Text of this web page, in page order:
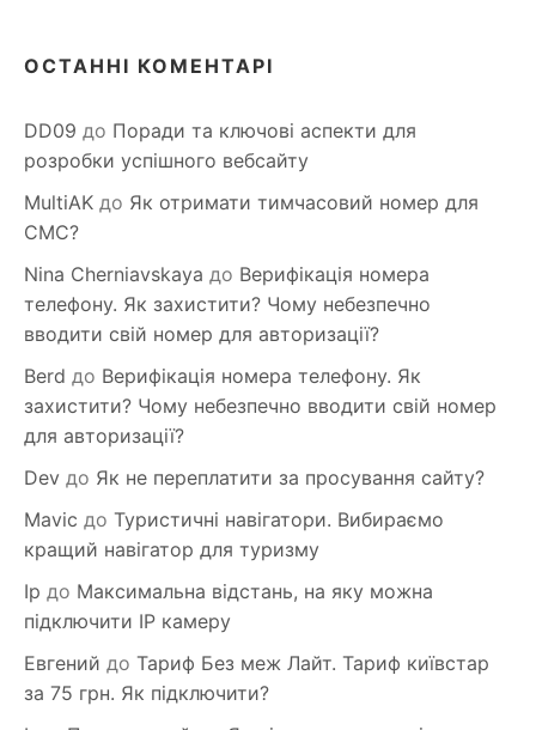
ОСТАННІ КОМЕНТАРІ
DD09 до Поради та ключові аспекти для
розробки успішного вебсайту
MultiAK до Як отримати тимчасовий номер для
СМС?
Nina Cherniavskaya до Верифікація номера
телефону. Як захистити? Чому небезпечно
вводити свій номер для авторизації?
Berd до Верифікація номера телефону. Як
захистити? Чому небезпечно вводити свій номер
для авторизації?
Dev до Як не переплатити за просування сайту?
Mavic до Туристичні навігатори. Вибираємо
кращий навігатор для туризму
Ip до Максимальна відстань, на яку можна
підключити IP камеру
Евгений до Тариф Без меж Лайт. Тариф київстар
за 75 грн. Як підключити?